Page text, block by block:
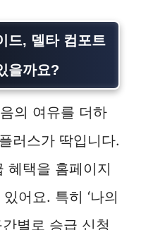
드, 델타 컴포트
을까요?
의 여유를 더하
러스가 딱입니다.
혜택을 홈페이지
어요. 특히 ‘나의
별로 승급 신청